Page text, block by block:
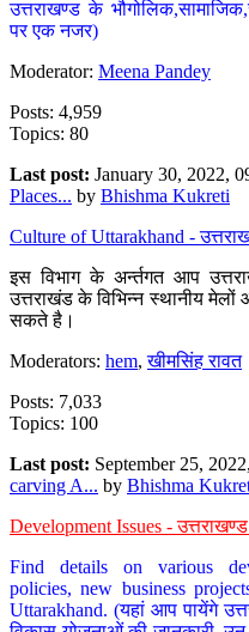
उत्तराखण्ड के
पर एक नजर)
Moderator: Meena Pandey
Posts: 4,959
Topics: 80
Last post: January 30, 2022,
Places... by Bhishma Kukreti
Culture of Uttarakhand -
इस विभाग के अर्न्तगत आप
उत्तराखंड के विभिन्न स्थानीय
सकते है।
Moderators: hem,खीमसिंह रावत
Posts: 7,033
Topics: 100
Last post: September 25,
carving A... by Bhishma
Development Issues -
Find details on various
policies, new business
Uttarakhand. (यहां आप पायेंगे